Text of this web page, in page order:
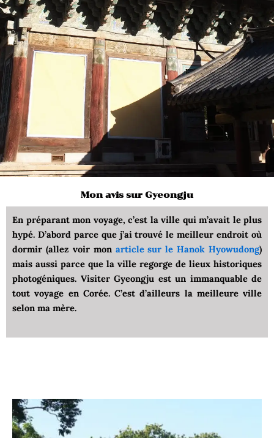
Mon avis sur Gyeongju
En préparant mon voyage, c’est la ville qui m’avait le plus
hypé. D’abord parce que j’ai trouvé le meilleur endroit où
dormir (allez voir mon article sur le Hanok Hyowudong)
mais aussi parce que la ville regorge de lieux historiques
photogéniques. Visiter Gyeongju est un immanquable de
tout voyage en Corée. C’est d’ailleurs la meilleure ville
selon ma mère.